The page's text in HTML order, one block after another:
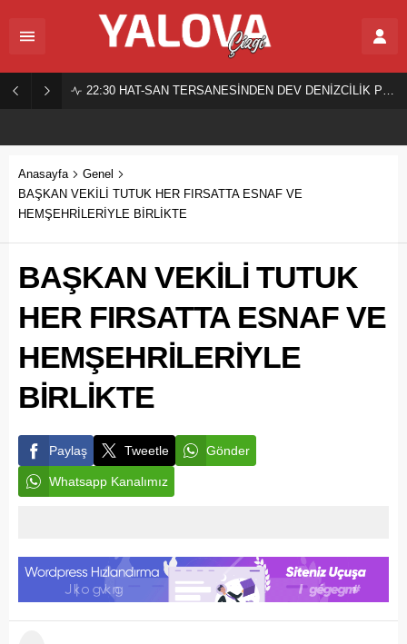
22:30 HAT-SAN TERSANESİNDEN DEV DENİZCİLİK PROJESİ!
Anasayfa
Genel
BAŞKAN VEKİLİ TUTUK HER FIRSATTA ESNAF VE
HEMŞEHRİLERİYLE BİRLİKTE
BAŞKAN VEKİLİ TUTUK
HER FIRSATTA ESNAF VE
HEMŞEHRİLERİYLE
BİRLİKTE
Paylaş Tweetle Gönder
Whatsapp Kanalımız